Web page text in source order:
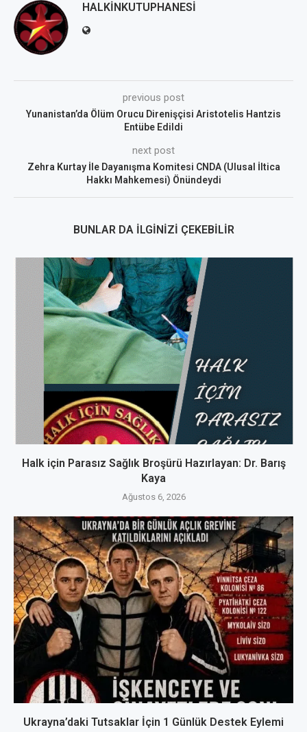
HALKINKUTUPHANESI
previous post
Yunanistan’da Ölüm Orucu Direnişçisi Aristotelis Hantzis
Entübe Edildi
next post
Zehra Kurtay İle Dayanışma Komitesi CNDA (Ulusal İltica
Hakkı Mahkemesi) Önündeydi
BUNLAR DA İLGINIZI ÇEKEBILIR
Halk için Parasız Sağlık Broşürü Hazırlayan: Dr. Barış
Kaya
Ağustos 6, 2026
Ukrayna’daki Tutsaklar İçin 1 Günlük Destek Eylemi